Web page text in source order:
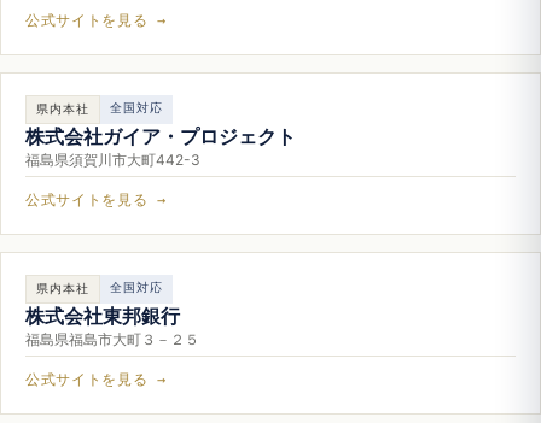
公式サイトを見る →
県内本社 全国対応
株式会社ガイア・プロジェクト
福島県須賀川市大町442-3
公式サイトを見る →
県内本社 全国対応
株式会社東邦銀行
福島県福島市大町３－２５
公式サイトを見る →